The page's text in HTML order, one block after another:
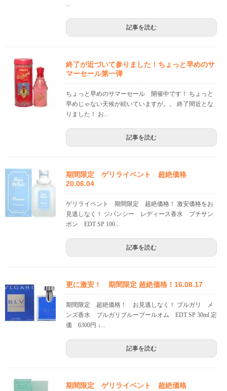
...
記事を読む
終了が近づいて参りました！ちょっと早めのサ
マーセール第一弾
ちょっと早めのサマーセール 開催中です！ ちょっと
早めじゃない天候が続いていますが。。 終了間近とな
りました！ お...
記事を読む
期間限定 ゲリライベント 超絶価格
20.06.04
ゲリライベント 期間限定 超絶価格！ 激安価格をお
見逃しなく！ ジバンシー レディース香水 プチサン
ボン EDT SP 100...
記事を読む
更に激安！ 期間限定 超絶価格！16.08.17
期間限定 超絶価格！ お見逃しなく！ ブルガリ メ
ンズ香水 ブルガリブループールオム EDT SP 30ml 定
価 6300円 ↓...
記事を読む
期間限定 ゲリライベント 超絶価格